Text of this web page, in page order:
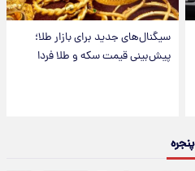
سیگنال‌های جدید برای بازار طلا؛
پیش‌بینی قیمت سکه و طلا فردا
پنجره